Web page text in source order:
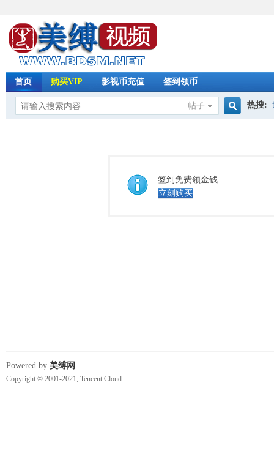
首页 购买VIP 影视币充值 签到领币
帖子 热搜:
签到免费领金钱
立刻购买
Powered by 美缚网
Copyright © 2001-2021, Tencent Cloud.